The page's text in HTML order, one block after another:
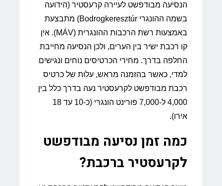
הנסיעה מבודפשט לעיירה קרעסטיר (הידועה
בשמה ההונגרי Bodrogkeresztúr) מתבצעת
באמצעות רשת הרכבות ההונגרית (MÁV). אין
קו רכבת ישיר בין הערים, ולכן הנסיעה מחייבת
החלפה בדרך. מחירי הכרטיסים נוחים ונגישים
למדי, כאשר בהזמנה מראש, עלות של כרטיס
רכבת מבודפשט לקרעסטיר נעה בדרך כלל בין
4,000 ל-7,000 פורינט הונגרי (כ-10 עד 18
אירו).
כמה זמן נסיעה מבודפשט
לקרעסטיר ברכבת?